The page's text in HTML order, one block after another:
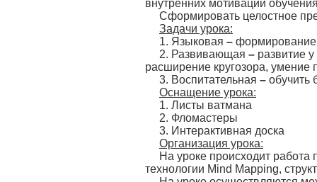
внутренних мотиваций
Сформировать целостное
Задачи урока:
1. Языковая – формирование
2. Развивающая – развитие
расширение кругозора, умение
3. Воспитательная – обучить
Оснащение урока:
1. Листы ватмана
2. Фломастеры
3. Интерактивная доска
Организация урока:
На уроке происходит
технологии Mind Mapping,